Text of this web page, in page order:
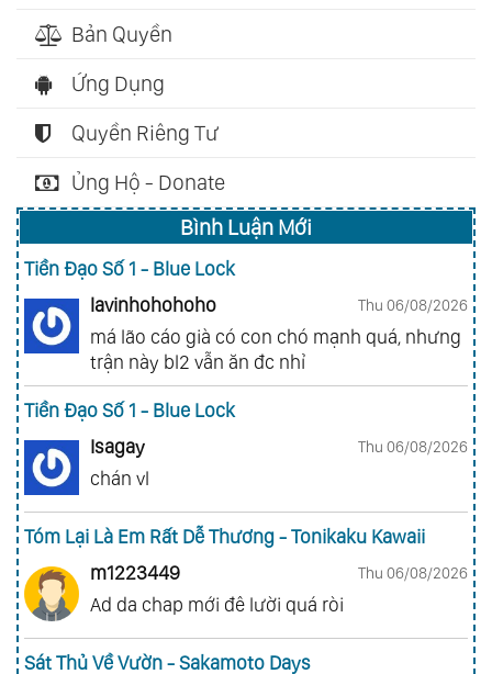
Bản Quyền
Ứng Dụng
Quyền Riêng Tư
Ủng Hộ - Donate
Bình Luận Mới
Tiền Đạo Số 1 - Blue Lock
lavinhohohoho
Thu 06/08/2026
má lão cáo già có con chó mạnh quá, nhưng
trận này bl2 vẫn ăn đc nhỉ
Tiền Đạo Số 1 - Blue Lock
Isagay
Thu 06/08/2026
chán vl
Tóm Lại Là Em Rất Dễ Thương - Tonikaku Kawaii
m1223449
Thu 06/08/2026
Ad da chap mới đê lười quá ròi
Sát Thủ Về Vườn - Sakamoto Days